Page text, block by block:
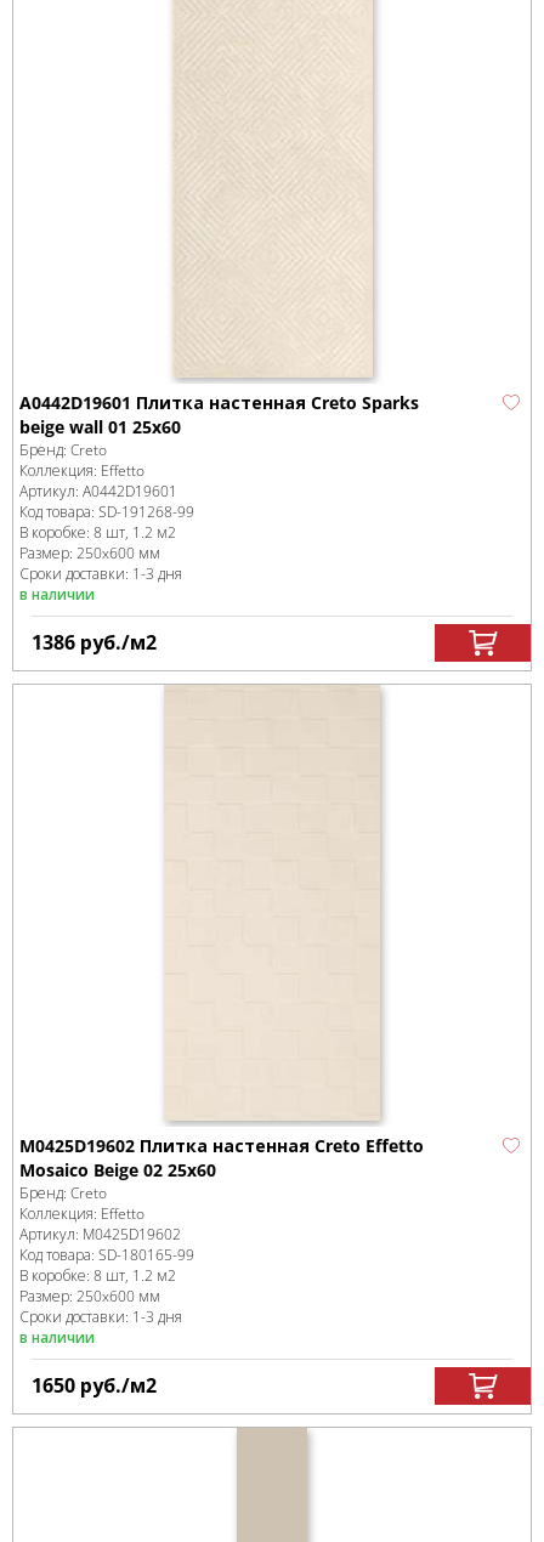
A0442D19601 Плитка настенная Creto Sparks
beige wall 01 25х60
Бренд: Creto
Коллекция: Effetto
Артикул: A0442D19601
Код товара: SD-191268-99
В коробке: 8 шт, 1.2 м2
Размер: 250x600 мм
Сроки доставки: 1-3 дня
в наличии
1386 руб./м2
M0425D19602 Плитка настенная Creto Effetto
Mosaico Beige 02 25х60
Бренд: Creto
Коллекция: Effetto
Артикул: M0425D19602
Код товара: SD-180165-99
В коробке: 8 шт, 1.2 м2
Размер: 250x600 мм
Сроки доставки: 1-3 дня
в наличии
1650 руб./м2